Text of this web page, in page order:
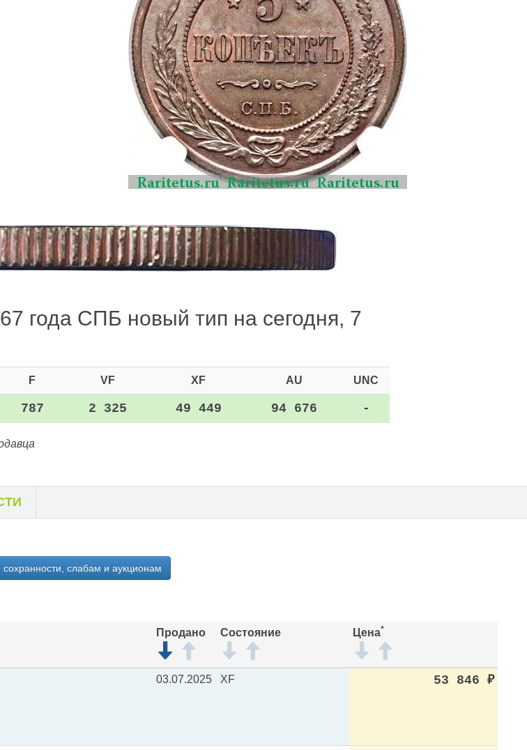
года СПБ новый тип на сегодня, 7
F VF XF AU UNC
787 2 325 49 449 94 676 -
сохранности, слабам и аукционам
Продано Состояние Цена*
03.07.2025 XF 53 846 ₽